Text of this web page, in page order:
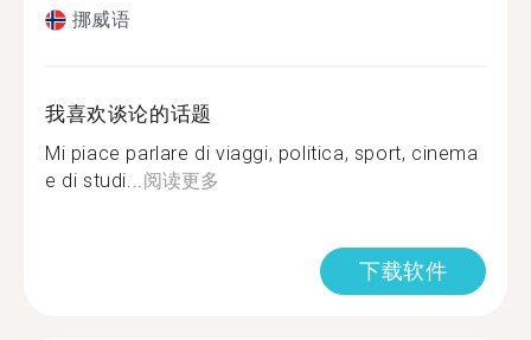
挪威语
我喜欢谈论的话题
Mi piace parlare di viaggi, politica, sport, cinema
e di studi...阅读更多
下载软件